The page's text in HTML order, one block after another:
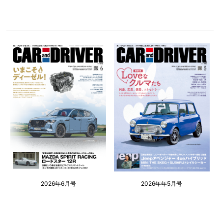
2026年6月号 2026年年5月号